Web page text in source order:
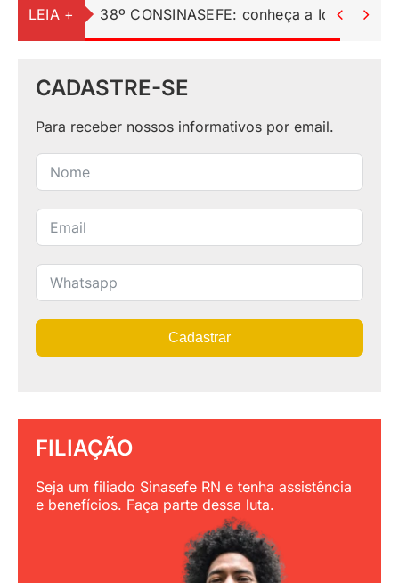
LEIA + 38º CONSINASEFE: conheça a  
CADASTRE-SE
Para receber nossos informativos por email.
Cadastrar
FILIAÇÃO
Seja um filiado Sinasefe RN e tenha assistência
e benefícios. Faça parte dessa luta.